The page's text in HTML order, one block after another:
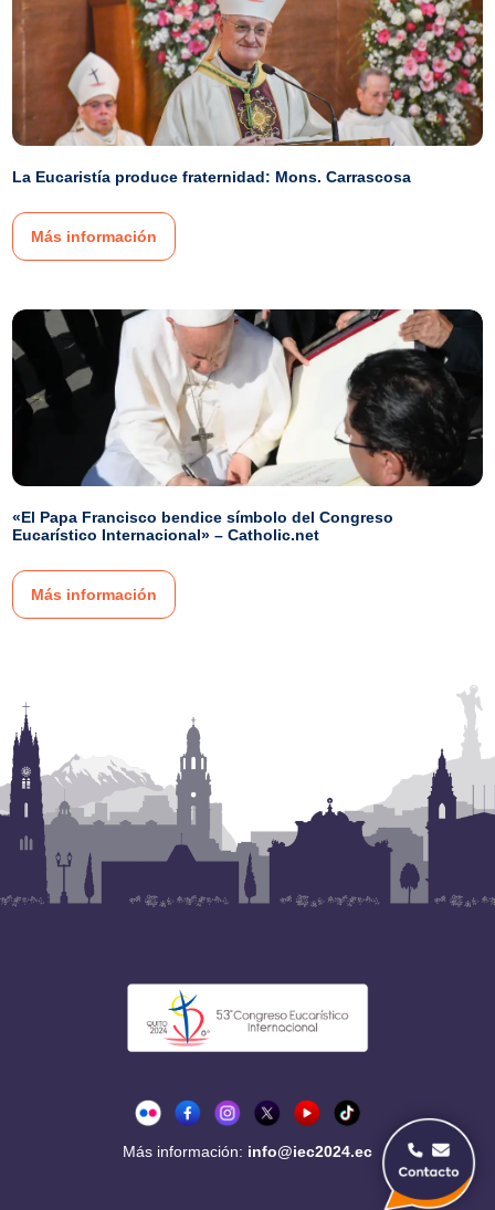
La Eucaristía produce fraternidad: Mons. Carrascosa
Más información
«El Papa Francisco bendice símbolo del Congreso
Eucarístico Internacional» – Catholic.net
Más información
Más información: info@iec2024.ec